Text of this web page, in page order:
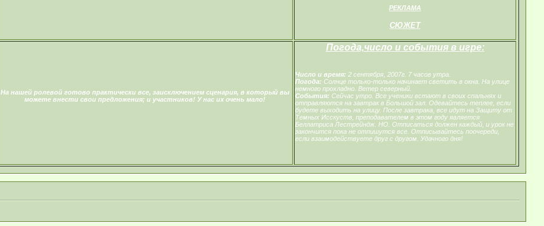
РЕКЛАМА
СЮЖЕТ
На нашей ролевой готово практически все, заисключением сценария, в который вы
можете внести свои предложения; и участников! У нас их очень мало!
Погода,число и события в игре:
Число и время: 2 сентября, 2007г. 7 часов утра.
Погода: Солнце только-только начинает светить в окна. На улице
немного прохладно. Ветер северный.
События: Сейчас утро. Все ученики встают в своих спальнях и
отправляются на завтрак в Большой зал. Одевайтесь теплее, если
будете выходить на улицу. После завтрака, все идут на Защиту от
Темных Исскуств, преподавателем в этом году является
Беллатриса Лестрейндж. НО. Отписаться должен каждый, и урок не
закончится пока не отпишутся все. Отписывайтесь поочереди,
если взаимодействуете друг с другом. Удачного дня!